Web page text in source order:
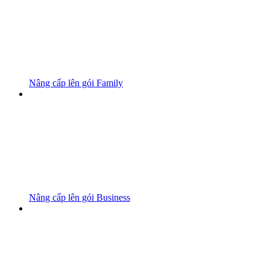
Nâng cấp lên gói Family
Nâng cấp lên gói Business